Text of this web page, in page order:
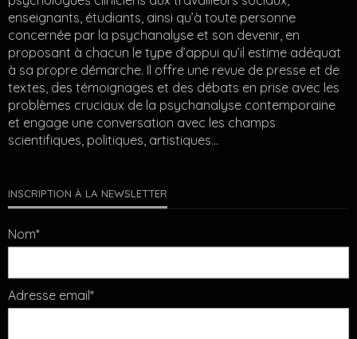
enseignants, étudiants, ainsi qu’à toute personne
concernée par la psychanalyse et son devenir, en
proposant à chacun le type d’appui qu’il estime adéquat
à sa propre démarche. Il offre une revue de presse et de
textes, des témoignages et des débats en prise avec les
problèmes cruciaux de la psychanalyse contemporaine
et engage une conversation avec les champs
scientifiques, politiques, artistiques…
INSCRIPTION À LA NEWSLETTER
Nom*
Adresse email*